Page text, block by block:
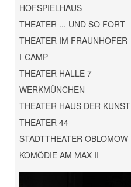
HOFSPIELHAUS
THEATER ... UND SO FORT
THEATER IM FRAUNHOFER
I-CAMP
THEATER HALLE 7
WERKMÜNCHEN
THEATER HAUS DER KUNST
THEATER 44
STADTTHEATER OBLOMOW
KOMÖDIE AM MAX II